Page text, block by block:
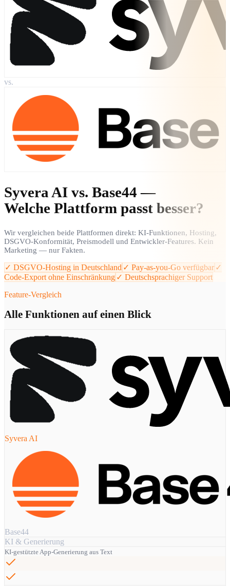
vs.
Syvera AI vs. Base44 —
Welche Plattform passt besser?
Wir vergleichen beide Plattformen direkt: KI-Funktionen, Hosting,
DSGVO-Konformität, Preismodell und Entwickler-Features. Kein
Marketing — nur Fakten.
✓ DSGVO-Hosting in Deutschland ✓ Pay-as-you-Go verfügbar ✓
Code-Export ohne Einschränkung ✓ Deutschsprachiger Support
Feature-Vergleich
Alle Funktionen auf einen Blick
Syvera AI
Base44
KI & Generierung
KI-gestützte App-Generierung aus Text